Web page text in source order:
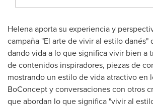
Helena aporta su experiencia y
campaña "El arte de vivir al estilo danés"
dando vida a lo que significa vivir bien a
de contenidos inspiradores, piezas de
mostrando un estilo de vida atractivo en
BoConcept y conversaciones con otros
que abordan lo que significa "vivir al